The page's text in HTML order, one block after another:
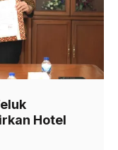
Hotel